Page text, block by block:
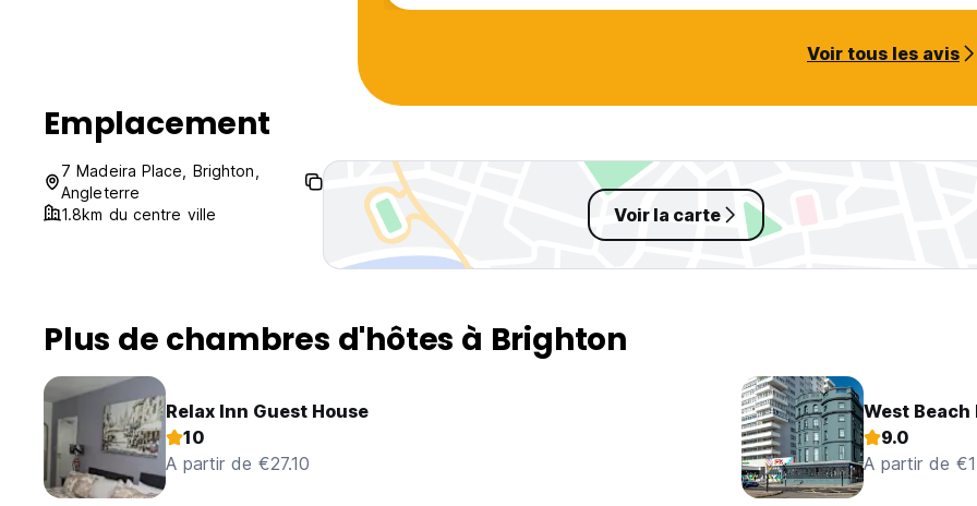
was told to go to the cash machine. Paid almost £200 for 1 night
Voir tous les avis
Emplacement
7 Madeira Place, Brighton,
Angleterre
1.8km du centre ville
Voir la carte
Plus de chambres d'hôtes à Brighton
Relax Inn Guest House
10
A partir de €27.10
West Beach
9.0
A partir de